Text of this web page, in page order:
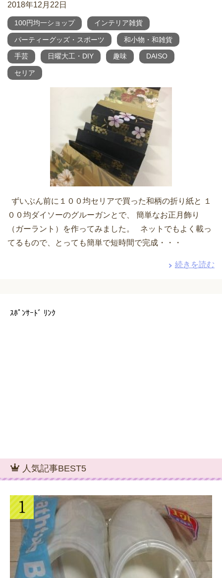
2018年12月22日
100円均一ショップ インテリア雑貨
パーティーグッズ・スポーツ 和小物・和雑貨
手芸 日曜大工・DIY 趣味 DAISO
セリア
ずいぶん前に１００均セリアで買った和柄の折り紙と １
００均ダイソーのグルーガンとで、 簡単なお正月飾り
（ガーラント）を作ってみました。 ネットでもよく載っ
てるもので、とっても簡単で短時間で完成・・・
続きを読む
ｽﾎﾟﾝｻｰﾄﾞ ﾘﾝｸ
人気記事BEST5